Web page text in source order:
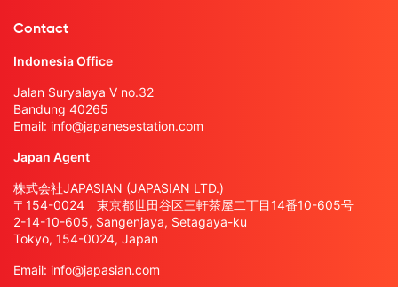
Contact
Indonesia Office
Jalan Suryalaya V no.32
Bandung 40265
Email: info@japanesestation.com
Japan Agent
株式会社JAPASIAN (JAPASIAN LTD.)
〒154-0024 東京都世田谷区三軒茶屋二丁目14番10-605号
2-14-10-605, Sangenjaya, Setagaya-ku
Tokyo, 154-0024, Japan
Email: info@japasian.com